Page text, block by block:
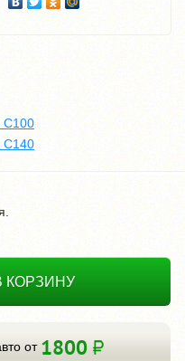
C100
C140
КОРЗИНУ
от 1800